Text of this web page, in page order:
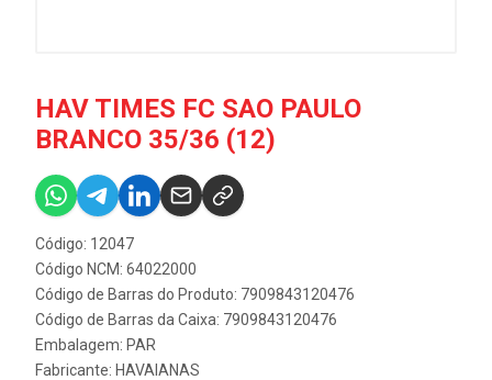
HAV TIMES FC SAO PAULO
BRANCO 35/36 (12)
Código: 12047
Código NCM: 64022000
Código de Barras do Produto: 7909843120476
Código de Barras da Caixa: 7909843120476
Embalagem: PAR
Fabricante: HAVAIANAS